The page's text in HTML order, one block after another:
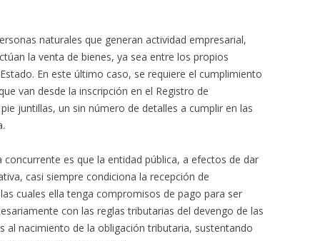
naturales que generan actividad empresarial,
la venta de bienes, ya sea entre los propios
En este último caso, se requiere el cumplimiento
van desde la inscripción en el Registro de
juntillas, un sin número de detalles a cumplir en las
es que la entidad pública, a efectos de dar
casi siempre condiciona la recepción de
cuales ella tenga compromisos de pago para ser
con las reglas tributarias del devengo de las
al nacimiento de la obligación tributaria, sustentando